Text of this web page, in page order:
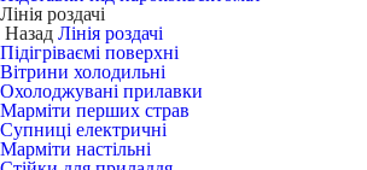
Лінія роздачі
Назад Лінія роздачі
Підігріваємі поверхні
Вітрини холодильні
Охолоджувані прилавки
Марміти перших страв
Супниці електричні
Марміти настільні